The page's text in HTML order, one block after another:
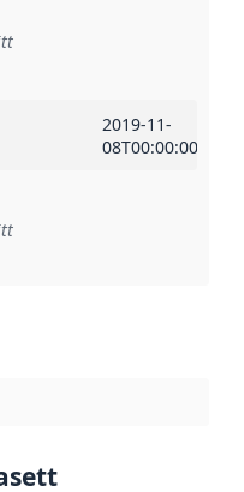
2019-11-
08T00:00:00Z
implementasjonsregel